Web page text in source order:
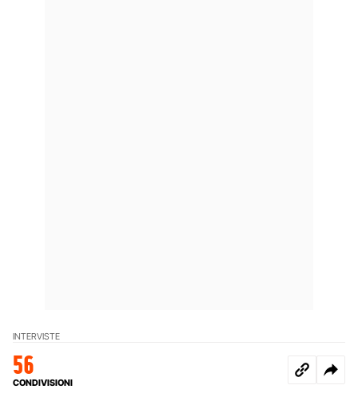
INTERVISTE
56
CONDIVISIONI